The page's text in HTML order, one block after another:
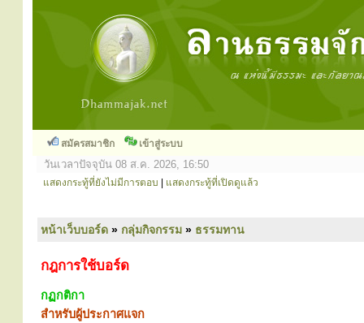
สมัครสมาชิก เข้าสู่ระบบ
วันเวลาปัจจุบัน 08 ส.ค. 2026, 16:50
แสดงกระทู้ที่ยังไม่มีการตอบ แสดงกระทู้ที่เปิดดูแล้ว
หน้าเว็บบอร์ด » กลุ่มกิจกรรม » ธรรมทาน
กฎการใช้บอร์ด
กฏกติกา
สำหรับผู้ประกาศแจก